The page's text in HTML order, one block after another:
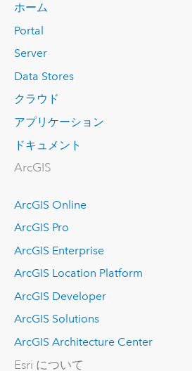
ホーム
Portal
Server
Data Stores
クラウド
アプリケーション
ドキュメント
ArcGIS
ArcGIS Online
ArcGIS Pro
ArcGIS Enterprise
ArcGIS Location Platform
ArcGIS Developer
ArcGIS Solutions
ArcGIS Architecture Center
Esri について